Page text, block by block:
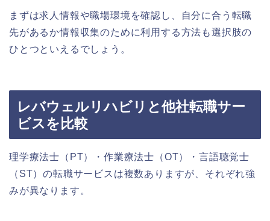
まずは求人情報や職場環境を確認し、自分に合う転職
先があるか情報収集のために利用する方法も選択肢の
ひとつといえるでしょう。
レバウェルリハビリと他社転職サー
ビスを比較
理学療法士（PT）・作業療法士（OT）・言語聴覚士
（ST）の転職サービスは複数ありますが、それぞれ強
みが異なります。